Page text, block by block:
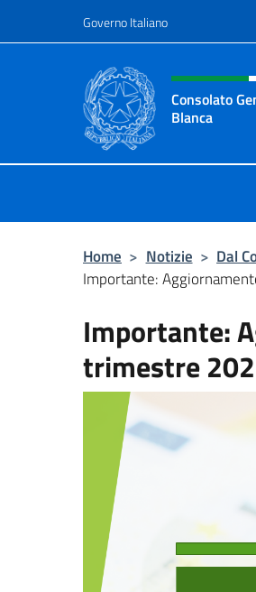
Governo Italiano
Intestazione
Consolato
Blanca
Home > Notizie > Dal
Importante:
Importante:
trimestre